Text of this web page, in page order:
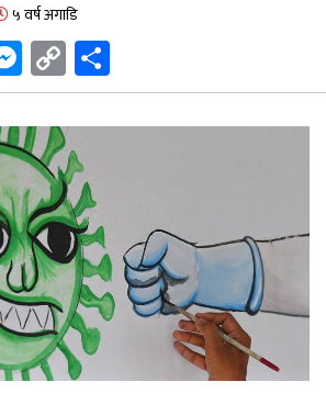
५ वर्ष अगाडि
Messenger
Copy
Link